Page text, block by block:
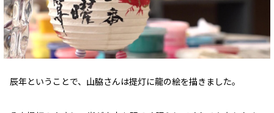
辰年ということで、山脇さんは提灯に龍の絵を描きました。